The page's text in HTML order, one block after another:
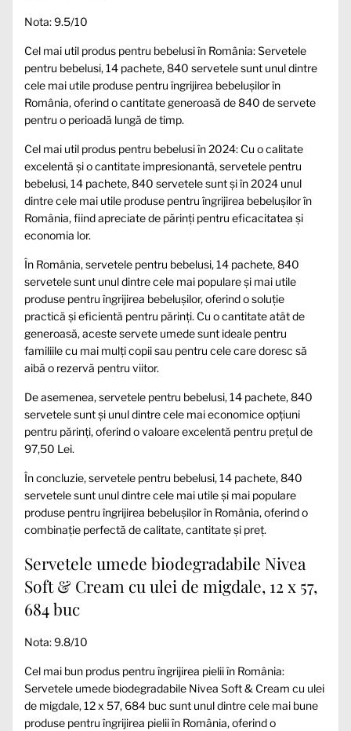
Nota: 9.5/10
Cel mai util produs pentru bebelusi în România: Servetele
pentru bebelusi, 14 pachete, 840 servetele sunt unul dintre
cele mai utile produse pentru îngrijirea bebelușilor în
România, oferind o cantitate generoasă de 840 de servete
pentru o perioadă lungă de timp.
Cel mai util produs pentru bebelusi în 2024: Cu o calitate
excelentă și o cantitate impresionantă, servetele pentru
bebelusi, 14 pachete, 840 servetele sunt și în 2024 unul
dintre cele mai utile produse pentru îngrijirea bebelușilor în
România, fiind apreciate de părinți pentru eficacitatea și
economia lor.
În România, servetele pentru bebelusi, 14 pachete, 840
servetele sunt unul dintre cele mai populare și mai utile
produse pentru îngrijirea bebelușilor, oferind o soluție
practică și eficientă pentru părinți. Cu o cantitate atât de
generoasă, aceste servete umede sunt ideale pentru
familiile cu mai mulți copii sau pentru cele care doresc să
aibă o rezervă pentru viitor.
De asemenea, servetele pentru bebelusi, 14 pachete, 840
servetele sunt și unul dintre cele mai economice opțiuni
pentru părinți, oferind o valoare excelentă pentru prețul de
97,50 Lei.
În concluzie, servetele pentru bebelusi, 14 pachete, 840
servetele sunt unul dintre cele mai utile și mai populare
produse pentru îngrijirea bebelușilor în România, oferind o
combinație perfectă de calitate, cantitate și preț.
Servetele umede biodegradabile Nivea
Soft & Cream cu ulei de migdale, 12 x 57,
684 buc
Nota: 9.8/10
Cel mai bun produs pentru îngrijirea pielii în România:
Servetele umede biodegradabile Nivea Soft & Cream cu ulei
de migdale, 12 x 57, 684 buc sunt unul dintre cele mai bune
produse pentru îngrijirea pielii în România, oferind o